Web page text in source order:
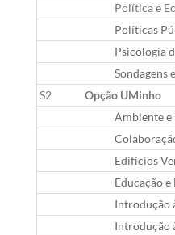
Política e
Políticas
Psicologia
Sondagens
S2
Opção UMinho
Ambiente e
Edifícios
Educação
Introdução
Introdução